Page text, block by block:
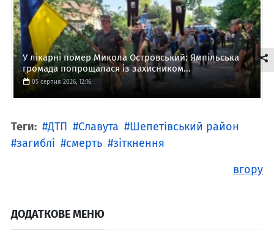
У лікарні помер Микола Островський: Ямпільська
громада попрощалася із захисником...
05 серпня 2026, 12:16
Теги: ДТП Славута
Шепетівський район
загиблі
смерть
зіткнення
вгору
ДОДАТКОВЕ МЕНЮ